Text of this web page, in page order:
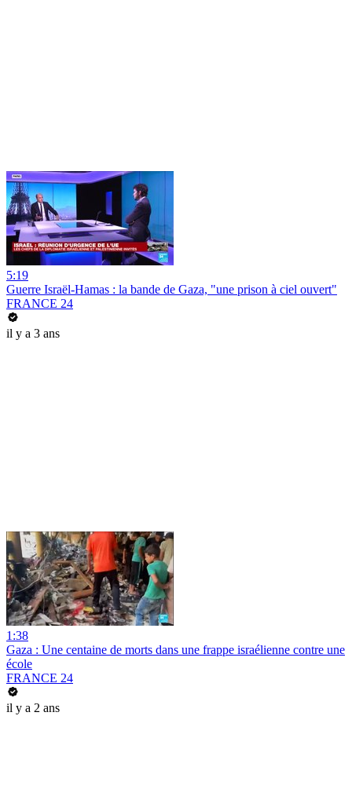
5:19
Guerre Israël-Hamas : la bande de Gaza, "une prison à ciel ouvert"
FRANCE 24
il y a 3 ans
1:38
Gaza : Une centaine de morts dans une frappe israélienne contre une
école
FRANCE 24
il y a 2 ans